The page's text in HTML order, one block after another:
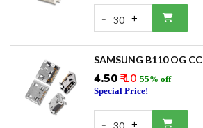
- 30 +
SAMSUNG B110 OG CC
₹4.50₹ 10 55% off
Special Price!
- 30 +